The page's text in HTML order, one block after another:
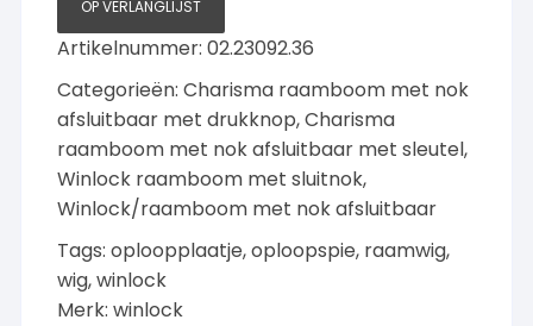
OP VERLANGLIJST
Artikelnummer:02.23092.36
Categorieën:Charisma raamboom met nok
afsluitbaar met drukknop,Charisma
raamboom met nok afsluitbaar met sleutel,
Winlock raamboom met sluitnok,
Winlock/raamboom met nok afsluitbaar
Tags:oploopplaatje,oploopspie, raamwig,
wig,winlock
Merk:winlock